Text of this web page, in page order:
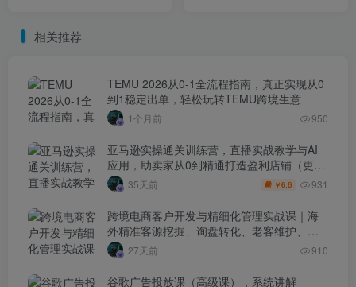
相关推荐
TEMU 2026从0-1全流程指南，真正实现从0
到1稳定出单，轻松玩转TEMU跨境生意
1个月前 950
亚马逊实操通关训练营，直播实战教学与AI
应用，助卖家从0到精通打造盈利店铺（更新
7月3日）
35天前 ￥6.6 931
跨境电商客户开发与精细化管理实战课｜海
外精准客源挖掘、询盘转化、老客维护、客
户分层全流程落地教程
27天前 910
谷歌广告投放课（高级课），系统讲解